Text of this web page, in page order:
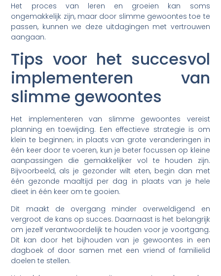
Het proces van leren en groeien kan soms
ongemakkelijk zijn, maar door slimme gewoontes toe te
passen, kunnen we deze uitdagingen met vertrouwen
aangaan.
Tips voor het succesvol
implementeren van
slimme gewoontes
Het implementeren van slimme gewoontes vereist
planning en toewijding. Een effectieve strategie is om
klein te beginnen; in plaats van grote veranderingen in
één keer door te voeren, kun je beter focussen op kleine
aanpassingen die gemakkelijker vol te houden zijn.
Bijvoorbeeld, als je gezonder wilt eten, begin dan met
één gezonde maaltijd per dag in plaats van je hele
dieet in één keer om te gooien.
Dit maakt de overgang minder overweldigend en
vergroot de kans op succes. Daarnaast is het belangrijk
om jezelf verantwoordelijk te houden voor je voortgang.
Dit kan door het bijhouden van je gewoontes in een
dagboek of door samen met een vriend of familielid
doelen te stellen.